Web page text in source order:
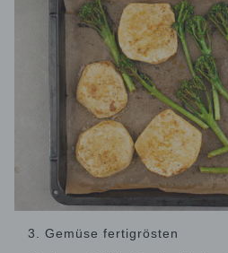
3. Gemüse fertigrösten